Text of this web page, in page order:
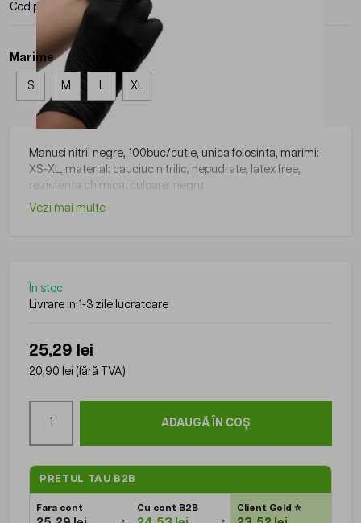
Cod produs: NIT-BK
Marime
S M XL
Manusi nitril negre, 100buc/cutie, unica folosinta, marimi:
XS-XL, material: cauciuc nitrilic, nepudrate, latex free,
rezistenta chimica, culoare: negru
Vezi mai multe
În stoc
Livrare in 1-3 zile lucratoare
25,29 lei
20,90 lei (fără TVA)
ADAUGĂ ÎN COȘ
PRETUL TAU B2B
Fara cont Cu cont B2B Client Gold⭐